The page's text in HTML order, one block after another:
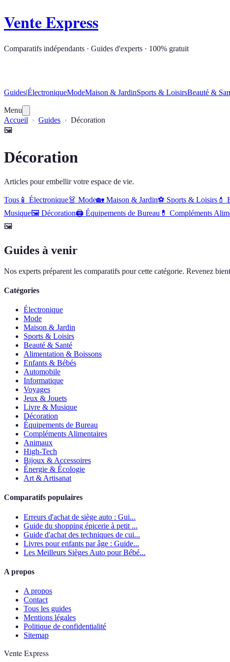
Vente Express
Comparatifs indépendants · Guides d'experts · 100% gratuit
Guides|ÉlectroniqueModeMaison & JardinSports & LoisirsBeauté &
Menu
Accueil
Guides
Décoration
🖼️
Décoration
Articles pour embellir votre espace de vie.
Tous 📱 Électronique👗 Mode🏡 Maison & Jardin⚽ Sports & Loisirs 💄
Musique🖼️ Décoration🖨️ Équipements de Bureau 💊 Compléments
🖼️
Guides à venir
Nos experts préparent les comparatifs pour cette catégorie. Revenez
Catégories
Électronique
Mode
Maison & Jardin
Sports & Loisirs
Beauté & Santé
Alimentation & Boissons
Enfants & Bébés
Automobile
Informatique
Voyages
Jeux & Jouets
Livre & Musique
Décoration
Équipements de Bureau
Compléments Alimentaires
Animaux
High-Tech
Bijoux & Accessoires
Énergie & Écologie
Art & Artisanat
Comparatifs populaires
Erreurs d'achat de siège auto : Gui...
Guide du shopping épicerie à petit ...
Guide d'achat des techniques de cui...
Livres pour enfants par âge : Guide...
Les Meilleurs Sièges Auto pour Bébé...
A propos
A propos
Contact
Tous les guides
Mentions légales
Politique de confidentialité
Sitemap
Vente Express